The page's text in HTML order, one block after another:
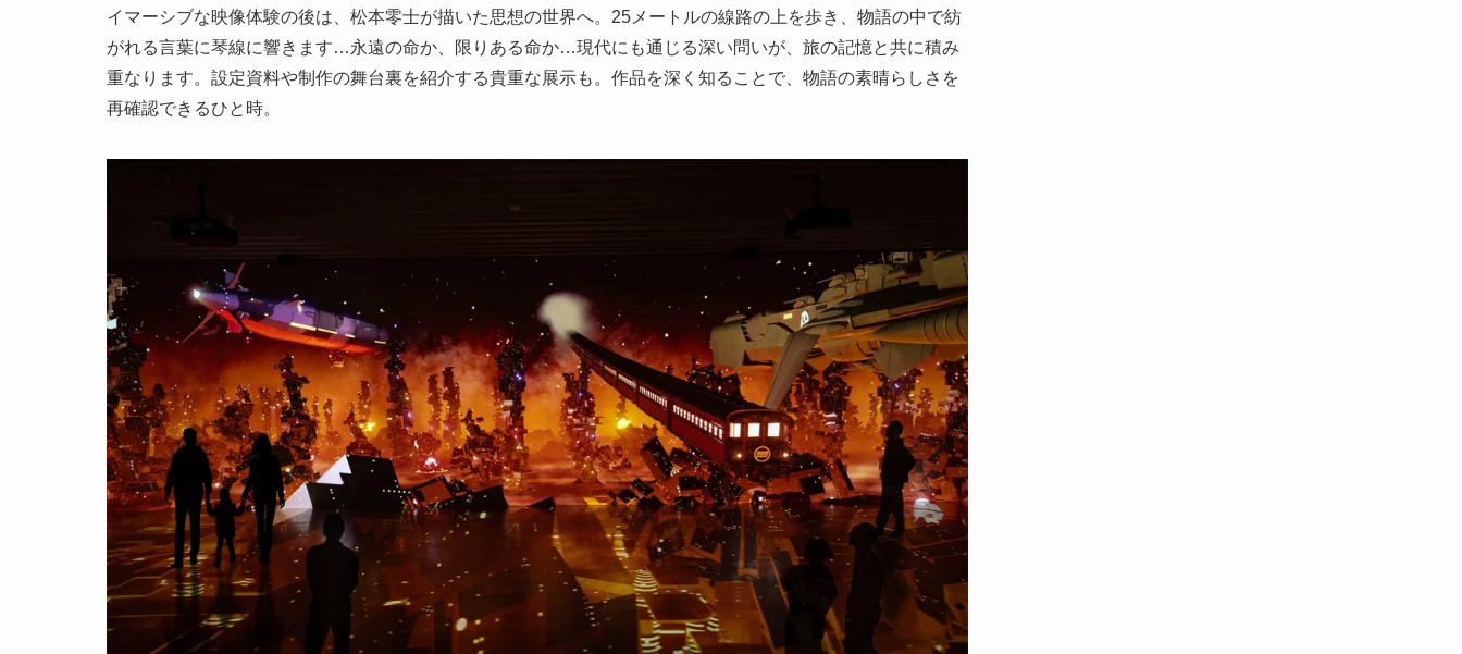
イマーシブな映像体験の後は、松本零士が描いた思想の世界へ。25メートルの線路の上を歩き、物語の中で紡
がれる言葉に琴線に響きます…永遠の命か、限りある命か…現代にも通じる深い問いが、旅の記憶と共に積み
重なります。設定資料や制作の舞台裏を紹介する貴重な展示も。作品を深く知ることで、物語の素晴らしさを
再確認できるひと時。